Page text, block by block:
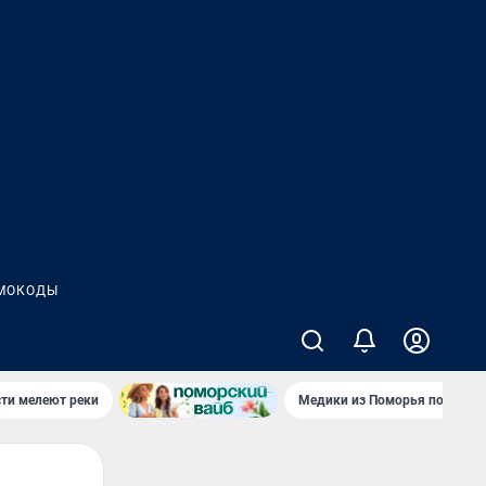
мелеют реки Медики из Поморья поехали